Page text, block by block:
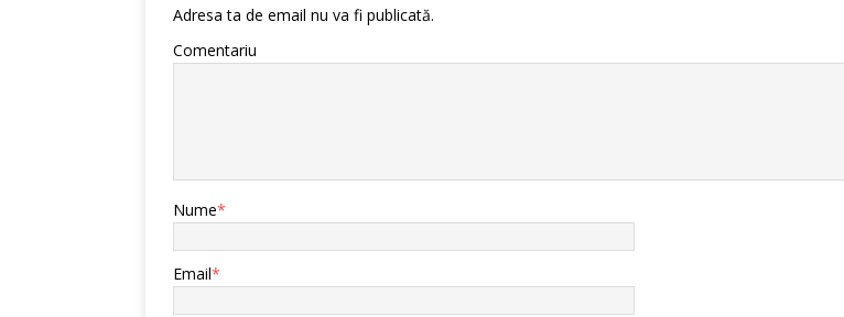
Adresa ta de email nu va fi publicată.
Comentariu
Nume*
Email*